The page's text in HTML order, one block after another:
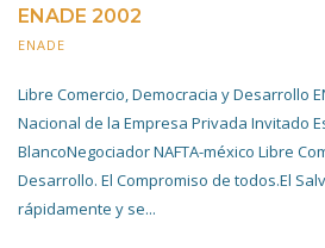
ENADE 2002
ENADE
Libre Comercio, Democracia y Desarrollo
Nacional de la Empresa Privada Invitado
BlancoNegociador NAFTA-méxico Libre
Desarrollo. El Compromiso de todos.El
rápidamente y se...